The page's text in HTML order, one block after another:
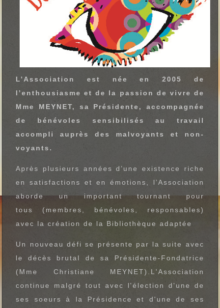
L’Association est née en 2005 de
l’enthousiasme et de la passion de vivre de
Mme MEYNET, sa Présidente, accompagnée
de bénévoles sensibilisés au travail
accompli auprès des malvoyants et non-
voyants.
Après plusieurs années d’une existence riche
en satisfactions et en émotions, l’Association
aborde un important tournant pour
tous (membres, bénévoles, responsables)
avec la création de la Bibliothèque adaptée
Un nouveau défi se présente par la suite avec
le décès brutal de sa Présidente-Fondatrice
(Mme Christiane MEYNET).L'Association
continue malgré tout avec l'élection d'une de
ses soeurs à la Présidence et d'une de ses